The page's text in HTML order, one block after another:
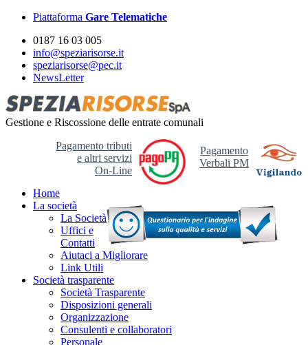
Piattaforma Gare Telematiche
0187 16 03 005
info@speziarisorse.it
speziarisorse@pec.it
NewsLetter
Gestione e Riscossione delle entrate comunali
Pagamento
Verbali PM
Pagamento tributi
e altri servizi
On-Line
Home
La società
La Società
Uffici e
Contatti
Aiutaci a Migliorare
Link Utili
Società trasparente
Società Trasparente
Disposizioni generali
Organizzazione
Consulenti e collaboratori
Personale